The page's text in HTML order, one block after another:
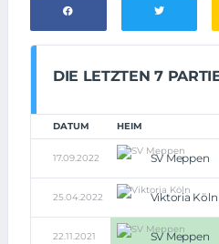
DIE LETZTEN 7
DATUM HEIM
17.09.2022 SV Meppen
25.04.2022 Viktoria Köln
22.11.2021 SV Meppen